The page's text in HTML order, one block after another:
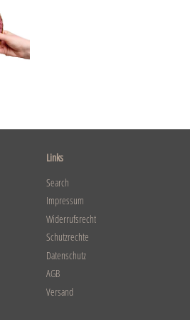
Links
Search
Impressum
Widerrufsrecht
Schutzrechte
Datenschutz
AGB
Versand